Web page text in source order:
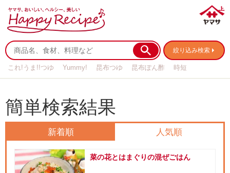
絞り込み検索
これ!うま!!つゆ Yummy! 昆布つゆ 昆布ぽん酢
時短
簡単検索結果
新着順 人気順
菜の花とはまぐりの混ぜごはん